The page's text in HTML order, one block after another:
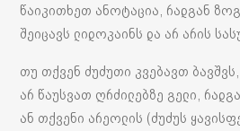
წაიკითხეთ ანოტაცია, რადგან
შეიცავს ლიდოკაინს და არ არის
თუ თქვენ ძუძუთი კვებავთ
არ წაუსვათ ღრძილებზე გელი,
ან თქვენი არეოლის (ძუძუს